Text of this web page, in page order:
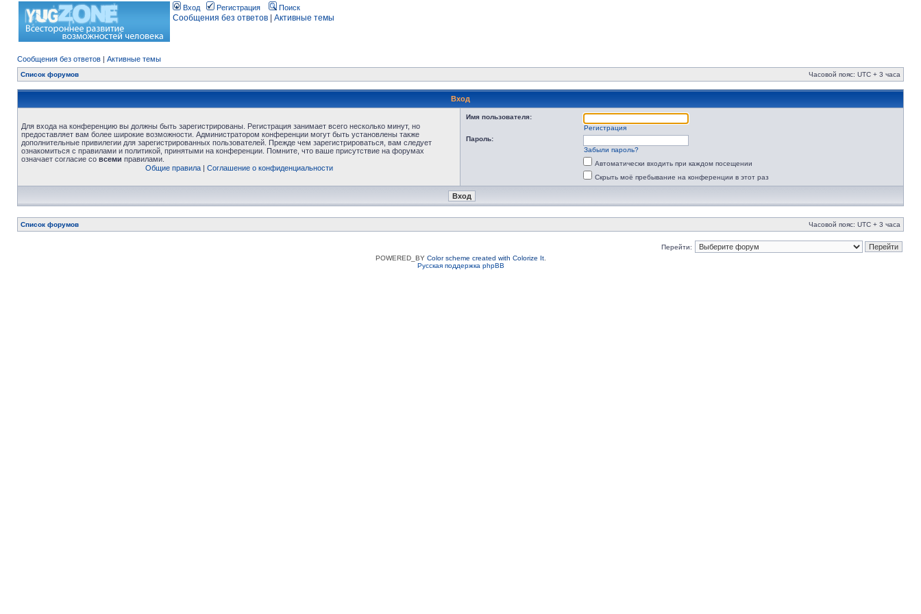
Вход Регистрация Поиск
Сообщения без ответов Активные темы
Сообщения без ответов | Активные темы
Список форумов Часовой пояс: UTC + 3 часа
Вход
Для входа на конференцию вы должны быть зарегистрированы. Регистрация занимает всего несколько минут, но
предоставляет вам более широкие возможности. Администратором конференции могут быть установлены также
дополнительные привилегии для зарегистрированных пользователей. Прежде чем зарегистрироваться, вам следует
ознакомиться с правилами и политикой, принятыми на конференции. Помните, что ваше присутствие на форумах
означает согласие со всеми правилами.
Общие правила| Соглашение о конфиденциальности
Имя пользователя:
Регистрация
Пароль:
Забыли пароль?
Автоматически входить при каждом посещении
Скрыть моё пребывание на конференции в этот раз
Список форумов Часовой пояс: UTC + 3 часа
Перейти:
POWERED_BY Color scheme created with Colorize It.
Русская поддержка phpBB